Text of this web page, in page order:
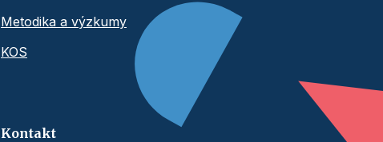
Metodika a výzkumy
KOS
Kontakt